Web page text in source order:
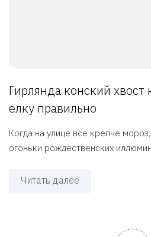
Гирлянда конский хвост
елку правильно
Когда на улице все крепче
огоньки рождественских
Читать далее